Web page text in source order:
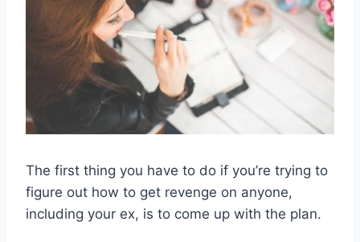
The first thing you have to do if you’re trying to
figure out how to get revenge on anyone,
including your ex, is to come up with the plan.